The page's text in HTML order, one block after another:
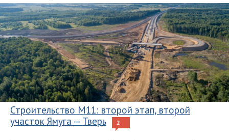
Строительство М11: второй этап, второй
участок Ямуга — Тверь
2